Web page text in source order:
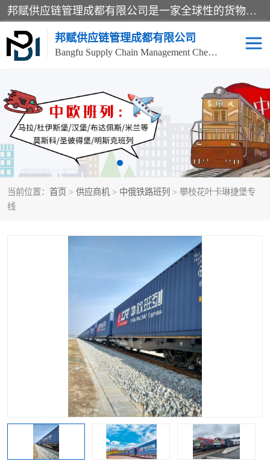
邦赋供应链管理成都有限公司是一家全球性的货物运输代理公司，主要从事：波兰中欧班列、德国中欧班列、出口莫斯科班列、中欧班列进口、蓉欧铁路、成都出口空运等业务，同时亦提供报关、报检、仓储、码头操作等服务。
邦赋供应链管理成都有限公司
Bangfu Supply Chain Management Chengdu Co.,LTD
当前位置： 首页 > 供应商机 > 中俄铁路班列 > 攀枝花叶卡琳捷堡专
线
进出口门到门 成都中欧班列
国际汽运 国际空运
食品进口物流清关 南美海运
国际海运
中欧班列进口红酒啤酒
蓉欧班列进口机械设备 马来西亚物流
铁路出口拼箱/整柜
中俄班列莫斯科